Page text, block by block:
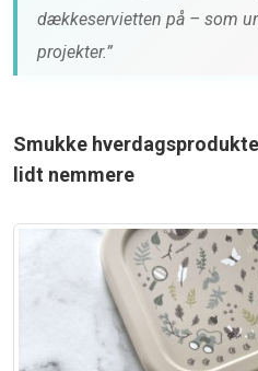
dækkeservietten på – som
projekter.”
Smukke
lidt nemmere